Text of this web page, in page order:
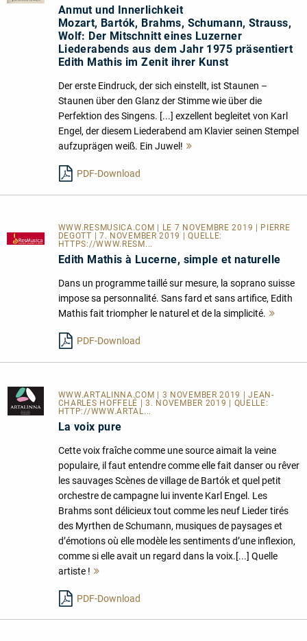
Anmut und Innerlichkeit
Mozart, Bartók, Brahms, Schumann, Strauss,
Wolf: Der Mitschnitt eines Luzerner
Liederabends aus dem Jahr 1975 präsentiert
Edith Mathis im Zenit ihrer Kunst
Der erste Eindruck, der sich einstellt, ist Staunen –
Staunen über den Glanz der Stimme wie über die
Perfektion des Singens. [...] exzellent begleitet von Karl
Engel, der diesem Liederabend am Klavier seinen Stempel
aufzuprägen weiß. Ein Juwel!
PDF-Download
WWW.RESMUSICA.COM | LE 7 NOVEMBRE 2019 | PIERRE
DEGOTT | 7. NOVEMBER 2019 | QUELLE:
HTTPS://WWW.RESM...
Edith Mathis à Lucerne, simple et naturelle
Dans un programme taillé sur mesure, la soprano suisse
impose sa personnalité. Sans fard et sans artifice, Edith
Mathis fait triompher le naturel et de la simplicité.
PDF-Download
WWW.ARTALINNA.COM | 3 NOVEMBER 2019 | JEAN-
CHARLES HOFFELÉ | 3. NOVEMBER 2019 | QUELLE:
HTTP://WWW.ARTAL...
La voix pure
Cette voix fraîche comme une source aimait la veine
populaire, il faut entendre comme elle fait danser ou rêver
les sauvages Scènes de village de Bartók et quel petit
orchestre de campagne lui invente Karl Engel. Les
Brahms sont délicieux tout comme les neuf Lieder tirés
des Myrthen de Schumann, musiques de paysages et
d’émotions où elle modèle les sentiments d’une inflexion,
comme si elle avait un regard dans la voix.[...] Quelle
artiste !
PDF-Download